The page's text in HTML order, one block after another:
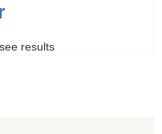
results